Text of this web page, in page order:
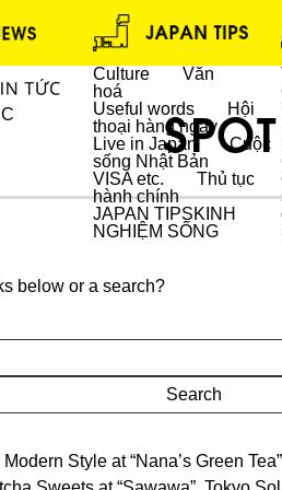
Culture
Văn
hoá
Useful words
Hội
thoại hàng ngày
Live in Japan
Cuộc
sống Nhật Bản
VISA etc.
Thủ tục
hành chính
JAPAN TIPSKINH
NGHIỆM SỐNG
below or a search?
Style at “Nana’s Green Tea”